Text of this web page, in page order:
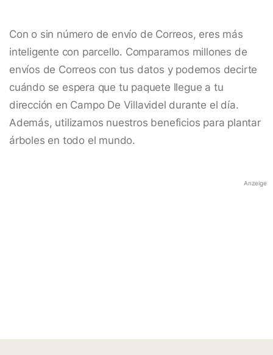
Con o sin número de envío de Correos, eres más
inteligente con parcello. Comparamos millones de
envíos de Correos con tus datos y podemos decirte
cuándo se espera que tu paquete llegue a tu
dirección en Campo De Villavidel durante el día.
Además, utilizamos nuestros beneficios para plantar
árboles en todo el mundo.
Anzeige